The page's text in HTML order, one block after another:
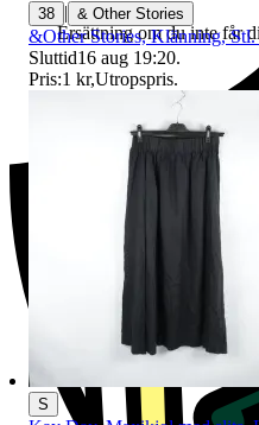
Ersättning om du inte får
38 | & Other Stories
&Other Stories, Klänning,
Sluttid16 aug 19:20.
Pris:1 kr,Utropspris.
S